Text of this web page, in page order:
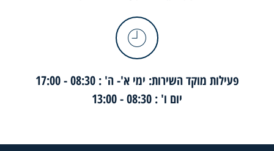
פעילות מוקד השירות: ימי א'- ה' : 08:30 - 17:00
יום ו' : 08:30 - 13:00